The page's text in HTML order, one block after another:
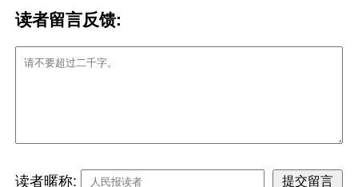
读者留言反馈:
读者暱称: